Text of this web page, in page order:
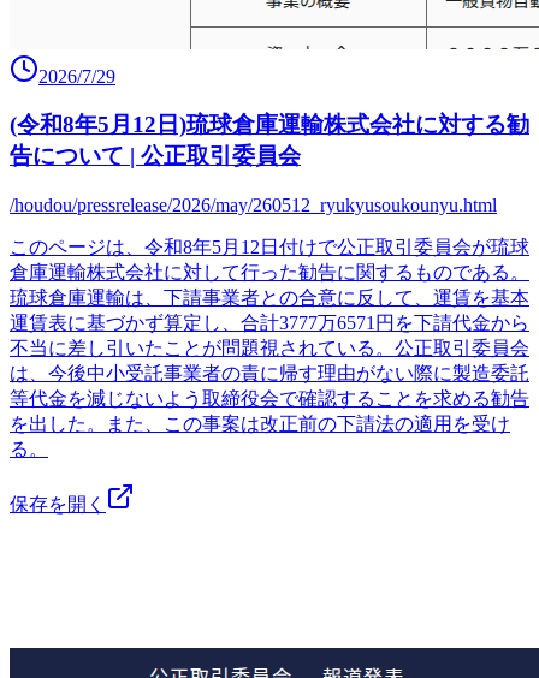
2026/7/29
(令和8年5月12日)琉球倉庫運輸株式会社に対する勧
告について | 公正取引委員会
/houdou/pressrelease/2026/may/260512_ryukyusoukounyu.html
このページは、令和8年5月12日付けで公正取引委員会が琉球
倉庫運輸株式会社に対して行った勧告に関するものである。
琉球倉庫運輸は、下請事業者との合意に反して、運賃を基本
運賃表に基づかず算定し、合計3777万6571円を下請代金から
不当に差し引いたことが問題視されている。公正取引委員会
は、今後中小受託事業者の責に帰す理由がない際に製造委託
等代金を減じないよう取締役会で確認することを求める勧告
を出した。また、この事案は改正前の下請法の適用を受け
る。
保存を開く